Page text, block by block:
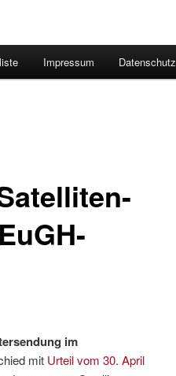
Impressum Datenschutz
im
mit Urteil vom 30. April